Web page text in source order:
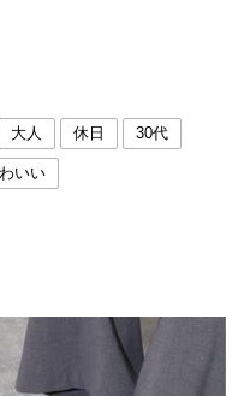
大人 休日 30代
いい